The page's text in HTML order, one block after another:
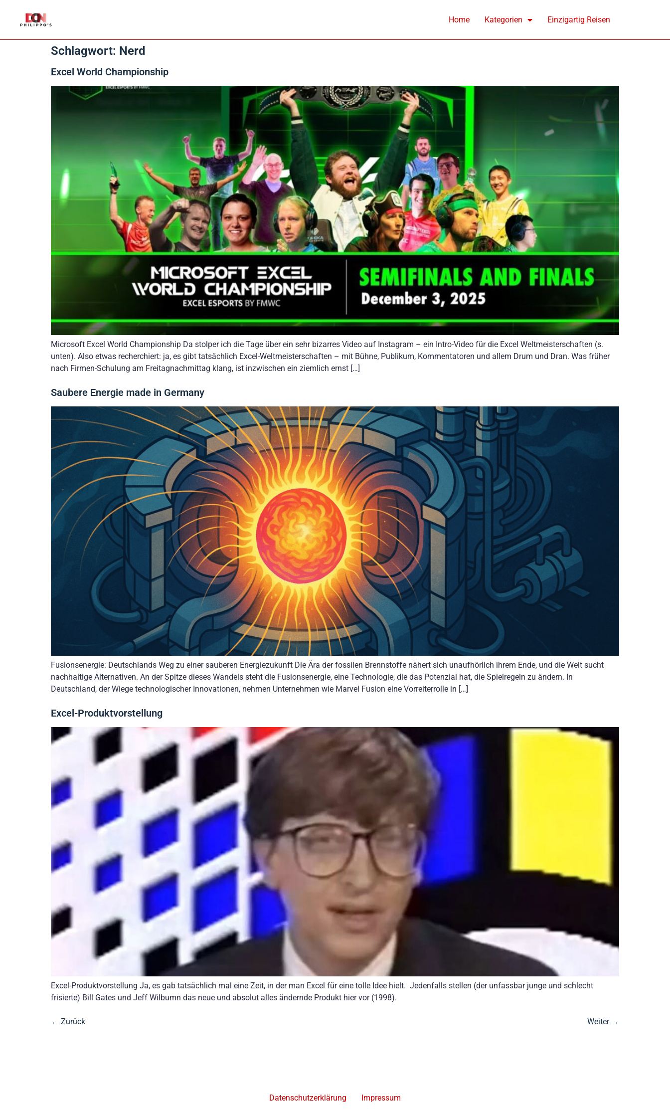
Home Kategorien Einzigartig Reisen
Schlagwort: Nerd
Excel World Championship
Microsoft Excel World Championship Da stolper ich die Tage über ein sehr bizarres Video auf Instagram – ein Intro-Video für die Excel Weltmeisterschaften (s.
unten). Also etwas recherchiert: ja, es gibt tatsächlich Excel-Weltmeisterschaften – mit Bühne, Publikum, Kommentatoren und allem Drum und Dran. Was früher
nach Firmen-Schulung am Freitagnachmittag klang, ist inzwischen ein ziemlich ernst […]
Saubere Energie made in Germany
Fusionsenergie: Deutschlands Weg zu einer sauberen Energiezukunft Die Ära der fossilen Brennstoffe nähert sich unaufhörlich ihrem Ende, und die Welt sucht
nachhaltige Alternativen. An der Spitze dieses Wandels steht die Fusionsenergie, eine Technologie, die das Potenzial hat, die Spielregeln zu ändern. In
Deutschland, der Wiege technologischer Innovationen, nehmen Unternehmen wie Marvel Fusion eine Vorreiterrolle in […]
Excel-Produktvorstellung
Excel-Produktvorstellung Ja, es gab tatsächlich mal eine Zeit, in der man Excel für eine tolle Idee hielt. Jedenfalls stellen (der unfassbar junge und schlecht
frisierte) Bill Gates und Jeff Wilbumn das neue und absolut alles ändernde Produkt hier vor (1998).
← Zurück Weiter →
Datenschutzerklärung Impressum